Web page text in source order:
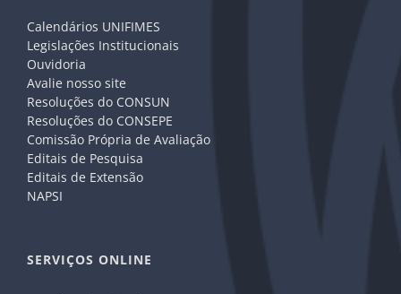
Calendários UNIFIMES
Legislações Institucionais
Ouvidoria
Avalie nosso site
Resoluções do CONSUN
Resoluções do CONSEPE
Comissão Própria de Avaliação
Editais de Pesquisa
Editais de Extensão
NAPSI
SERVIÇOS ONLINE